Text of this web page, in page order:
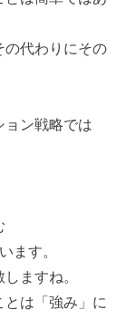
の代わりにその
ョン戦略では
ます。
ますね。
は「強み」に